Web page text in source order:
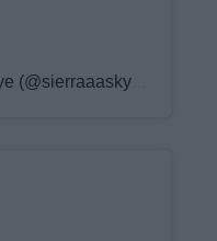
A post shared by Sierra Skye (@sierraaaskyee)